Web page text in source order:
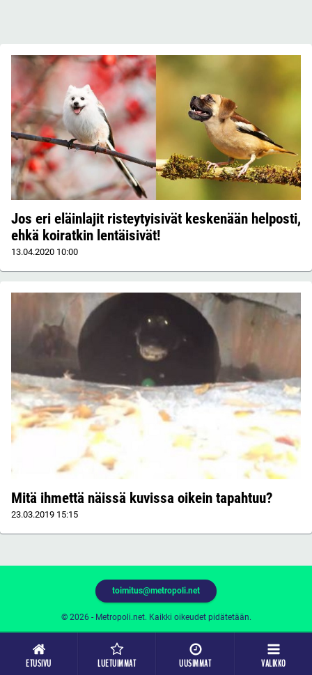
ETUSIVU LUETUIMMAT UUSIMMAT VALIKKO
Jos eri eläinlajit risteytyisivät keskenään helposti,
ehkä koiratkin lentäisivät!
13.04.2020 10:00
Mitä ihmettä näissä kuvissa oikein tapahtuu?
23.03.2019 15:15
© 2026 - Metropoli.net. Kaikki oikeudet pidätetään.
toimitus@metropoli.net